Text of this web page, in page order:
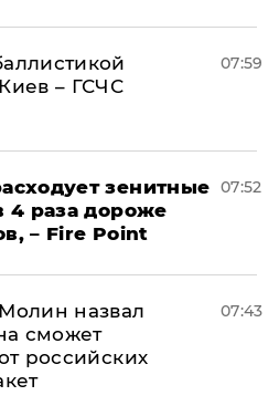
– ГСЧС
07:59
зенитные
4 раза дороже
– Fire Point
07:52
назвал
сможет
российских
07:43